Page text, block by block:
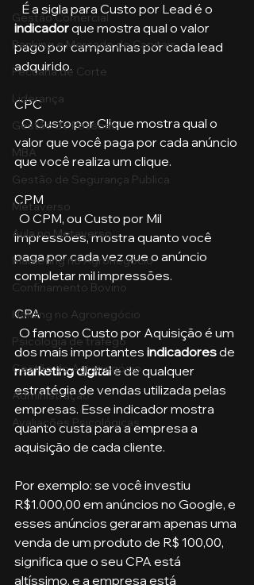
Gestão Comercial
Banking e Mercado de Capitais
Pecuária de Corte
Liderança
Gestão de Pessoas
MBA
Gestão de Segurança Publica
Metaverso
Aula no Metaverso
Marketing no Agronegócio
Confinamento Bovino
Holding no Agronegócio
Psicologia de tráfego
Gestão do Agronegócio
Administração
Avaliações Psicológicas
   É a sigla para Custo por Lead é o
indicador que mostra qual o valor
pago por campanhas por cada lead
adquirido.
CPC
   O Custo por Clique mostra qual o
valor que você paga por cada anúncio
que você realiza um clique.
CPM
impressões, mostra quanto você
paga por cada vez que o anúncio
completar mil impressões.
CPA
dos mais importantes indicadores de
marketing digital e de qualquer
estratégia de vendas utilizada pelas
empresas. Esse indicador mostra
quanto custa para a empresa a
aquisição de cada cliente.
Por exemplo: se você investiu
R$1.000,00 em anúncios no Google, e
esses anúncios geraram apenas uma
venda de um produto de R$ 100,00,
significa que o seu CPA está
altíssimo, e a empresa está